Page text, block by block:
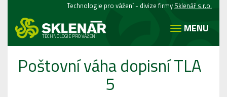
Technologie pro vážení - divize firmy Sklenář s.r.o.
TECHNOLOGIE PRO VÁŽENÍ
MENU
Poštovní váha dopisní TLA
5